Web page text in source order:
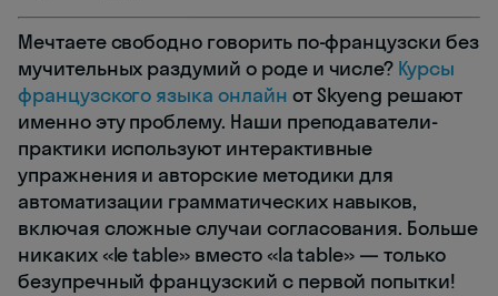
Мечтаете свободно говорить по-французски без
мучительных раздумий о роде и числе? Курсы
французского языка онлайн от Skyeng решают
именно эту проблему. Наши преподаватели-
практики используют интерактивные
упражнения и авторские методики для
автоматизации грамматических навыков,
включая сложные случаи согласования. Больше
никаких «le table» вместо «la table» — только
безупречный французский с первой попытки!